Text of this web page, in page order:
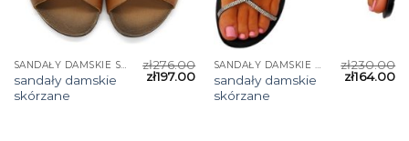
sandały damskie
skórzane
zł276.00
zł197.00
sandały damskie
skórzane
zł230.00
zł164.00